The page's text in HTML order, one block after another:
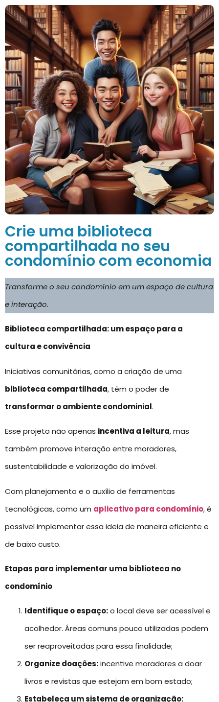
Crie uma biblioteca
compartilhada no seu
condomínio com economia
Transforme o seu condomínio em um espaço de cultura
e interação.
Biblioteca compartilhada: um espaço para a
cultura e convivência
Iniciativas comunitárias, como a criação de uma
biblioteca compartilhada, têm o poder de
transformar o ambiente condominial.
Esse projeto não apenas incentiva a leitura, mas
também promove interação entre moradores,
sustentabilidade e valorização do imóvel.
Com planejamento e o auxílio de ferramentas
tecnológicas, como um aplicativo para condomínio, é
possível implementar essa ideia de maneira eficiente e
de baixo custo.
Etapas para implementar uma biblioteca no
condomínio
Identifique o espaço:o local deve ser acessível e
acolhedor. Áreas comuns pouco utilizadas podem
ser reaproveitadas para essa finalidade;
Organize doações:incentive moradores a doar
livros e revistas que estejam em bom estado;
Estabeleça um sistema de organização: